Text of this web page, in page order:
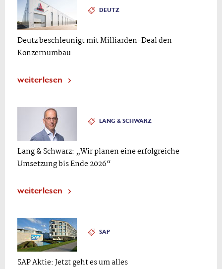
DEUTZ
Deutz beschleunigt mit Milliarden-Deal den
Konzernumbau
weiterlesen
LANG & SCHWARZ
Lang & Schwarz: „Wir planen eine erfolgreiche
Umsetzung bis Ende 2026“
weiterlesen
SAP
SAP Aktie: Jetzt geht es um alles